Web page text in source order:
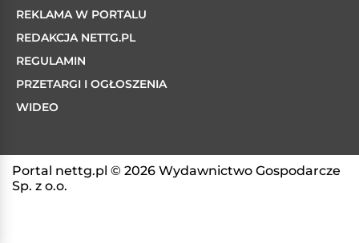
REKLAMA W PORTALU
REDAKCJA NETTG.PL
REGULAMIN
PRZETARGI I OGŁOSZENIA
WIDEO
Portal nettg.pl © 2026 Wydawnictwo Gospodarcze
Sp. z o.o.